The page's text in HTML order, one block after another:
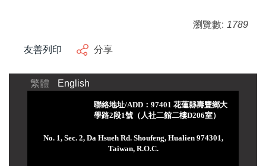
瀏覽數: 1789
友善列印 分享
繁體 English
聯絡地址/ADD：97401 花蓮縣壽豐鄉大
學路2段1號（人社二館二樓D206室）
No. 1, Sec. 2, Da Hsueh Rd. Shoufeng, Hualien 974301,
Taiwan, R.O.C.